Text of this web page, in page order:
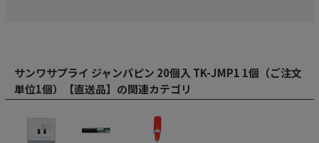
サンワサプライ ジャンパピン 20個入 TK-JMP1 1個（ご注文
単位1個）【直送品】の関連カテゴリ